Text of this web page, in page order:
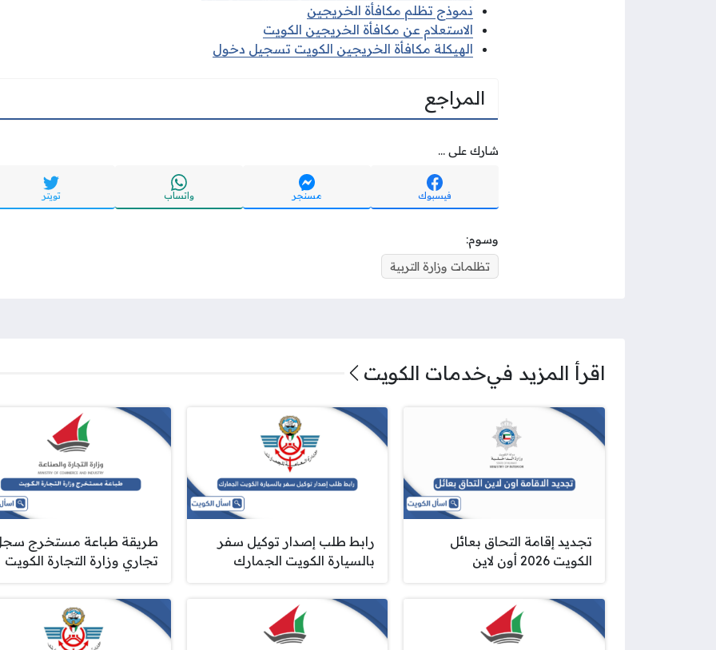
نموذج تظلم مكافأة الخريجين
الاستعلام عن مكافأة الخريجين الكويت
الهيكلة مكافأة الخريجين الكويت تسجيل دخول
المراجع
شارك على ...
فيسبوك مسنجر واتساب تويتر
وسوم:
تظلمات وزارة التربية
اقرأ المزيد فيخدمات الكويت
تجديد إقامة التحاق بعائل
الكويت 2026 أون لاين
رابط طلب إصدار توكيل سفر
بالسيارة الكويت الجمارك
طريقة طباعة مستخرج
تجاري وزارة التجارة الكويت